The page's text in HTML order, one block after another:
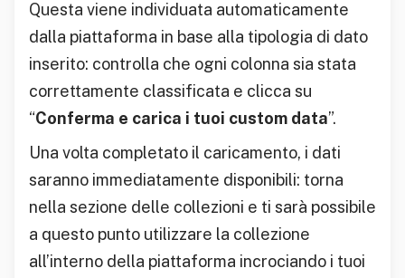
Questa viene individuata automaticamente
dalla piattaforma in base alla tipologia di dato
inserito: controlla che ogni colonna sia stata
correttamente classificata e clicca su
“Conferma e carica i tuoi custom data”.
Una volta completato il caricamento, i dati
saranno immediatamente disponibili: torna
nella sezione delle collezioni e ti sarà possibile
a questo punto utilizzare la collezione
all’interno della piattaforma incrociando i tuoi